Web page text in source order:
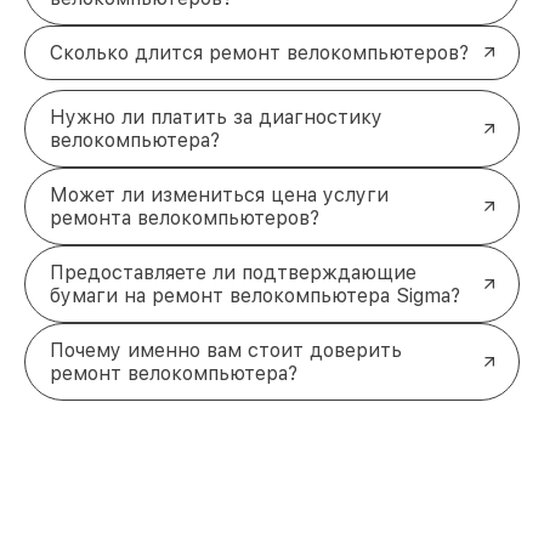
устройству точность и надёжность, а также
продлевает срок его службы. Если ваш
велокомпьютер требует восстановления, мы
готовы помочь. Привозите устройство, и наши
мастера решат любую проблему.
Звоните по телефону +7 (812) 214-74-99 или
посетите нас по адресу Лиговский проспект, 153,
лит. А.
Сколько длится ремонт велокомпьютеров?
Нужно ли платить за диагностику
велокомпьютера?
Может ли измениться цена услуги
ремонта велокомпьютеров?
Предоставляете ли подтверждающие
бумаги на ремонт велокомпьютера Sigma?
Почему именно вам стоит доверить
ремонт велокомпьютера?